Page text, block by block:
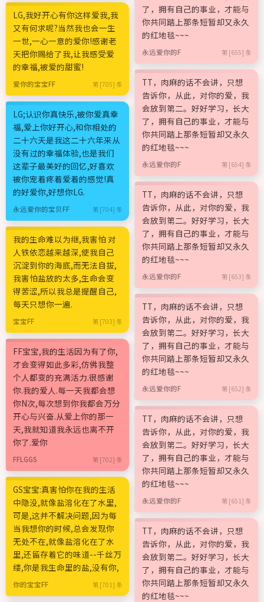
LG,我好开心有你这样爱我,我
又有何求呢?当然我也会一生
一世,一心一意的爱你!感谢老
天把你赐给了我,让我感受爱
的幸福,被爱的甜蜜!
爱你的宝宝FF 第 [705] 条
LG;认识你真快乐,被你爱真幸
福,爱上你好开心,和你相处的
二十六天是我这二十六年来从
没有过的幸福体验,也是我们
这辈子最美好的回忆,好喜欢
被你宠着疼着爱着的感觉!真
的好爱你,好想你LG.
永远爱你的宝贝FF 第 [704] 条
我的生命难以为继,我害怕 对
人铁依恋越来越深,使我自己
沉淀到你的海底,而无法自拔,
我害怕盐放的太多,生命会变
得苦涩,所以我总是提醒自己,
每天只想你一遍.
宝宝FF 第 [703] 条
FF宝宝,我的生活因为有了你,
才会变得如此多彩,仿佛我整
个人都变的充满活力.很感谢
你.我的爱人.每一天我都会想
你N次,每次想到你我都会万分
开心与兴奋.从爱上你的那一
天,我就知道我永远也离不开
你了.爱你
FFLGGS 第 [702] 条
GS宝宝:真害怕你在我的生活
中隐没,就像盐溶化在了水里,
可是,这并不解决问题,因为每
当我想你的时候,总会发现你
无处不在,就像盐溶化在了水
里,还留存着它的味道--千丝万
缕,你是我生命里的盐,没有你,
你的宝宝FF 第 [701] 条
了，拥有自己的事业，才能与
你共同踏上那条短暂却又永久
的红地毯~~~
永远爱你的F 第 [655] 条
TT，肉麻的话不会讲，只想
告诉你，从此，对你的爱，我
会放到第二。好好学习，长大
了，拥有自己的事业，才能与
你共同踏上那条短暂却又永久
的红地毯~~~
永远爱你的F 第 [654] 条
TT，肉麻的话不会讲，只想
告诉你，从此，对你的爱，我
会放到第二。好好学习，长大
了，拥有自己的事业，才能与
你共同踏上那条短暂却又永久
的红地毯~~~
永远爱你的F 第 [653] 条
TT，肉麻的话不会讲，只想
告诉你，从此，对你的爱，我
会放到第二。好好学习，长大
了，拥有自己的事业，才能与
你共同踏上那条短暂却又永久
的红地毯~~~
永远爱你的F 第 [652] 条
TT，肉麻的话不会讲，只想
告诉你，从此，对你的爱，我
会放到第二。好好学习，长大
了，拥有自己的事业，才能与
你共同踏上那条短暂却又永久
的红地毯~~~
永远爱你的F 第 [651] 条
TT，肉麻的话不会讲，只想
告诉你，从此，对你的爱，我
会放到第二。好好学习，长大
了，拥有自己的事业，才能与
你共同踏上那条短暂却又永久
的红地毯~~~